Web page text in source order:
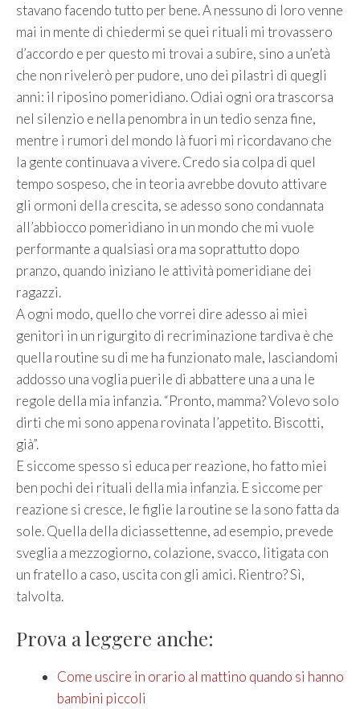
stavano facendo tutto per bene. A nessuno di loro venne
mai in mente di chiedermi se quei rituali mi trovassero
d’accordo e per questo mi trovai a subire, sino a un’età
che non rivelerò per pudore, uno dei pilastri di quegli
anni: il riposino pomeridiano. Odiai ogni ora trascorsa
nel silenzio e nella penombra in un tedio senza fine,
mentre i rumori del mondo là fuori mi ricordavano che
la gente continuava a vivere. Credo sia colpa di quel
tempo sospeso, che in teoria avrebbe dovuto attivare
gli ormoni della crescita, se adesso sono condannata
all’abbiocco pomeridiano in un mondo che mi vuole
performante a qualsiasi ora ma soprattutto dopo
pranzo, quando iniziano le attività pomeridiane dei
ragazzi.
A ogni modo, quello che vorrei dire adesso ai miei
genitori in un rigurgito di recriminazione tardiva è che
quella routine su di me ha funzionato male, lasciandomi
addosso una voglia puerile di abbattere una a una le
regole della mia infanzia. “Pronto, mamma? Volevo solo
dirti che mi sono appena rovinata l’appetito. Biscotti,
già”.
E siccome spesso si educa per reazione, ho fatto miei
ben pochi dei rituali della mia infanzia. E siccome per
reazione si cresce, le figlie la routine se la sono fatta da
sole. Quella della diciassettenne, ad esempio, prevede
sveglia a mezzogiorno, colazione, svacco, litigata con
un fratello a caso, uscita con gli amici. Rientro? Sì,
talvolta.
Prova a leggere anche:
Come uscire in orario al mattino quando si hanno
bambini piccoli